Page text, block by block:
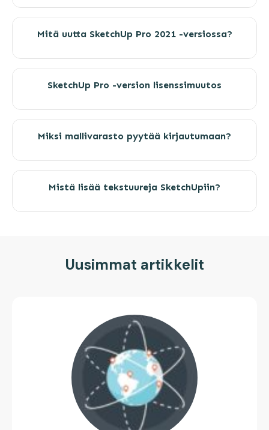
Mitä uutta SketchUp Pro 2021 -versiossa?
SketchUp Pro -version lisenssimuutos
Miksi mallivarasto pyytää kirjautumaan?
Mistä lisää tekstuureja SketchUpiin?
Uusimmat artikkelit